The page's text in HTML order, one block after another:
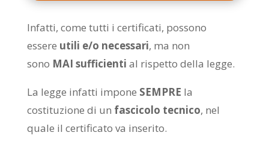
Infatti, come tutti i certificati, possono
essere utili e/o necessari, ma non
sono MAI sufficienti al rispetto della legge.
La legge infatti impone SEMPRE la
costituzione di un fascicolo tecnico, nel
quale il certificato va inserito.